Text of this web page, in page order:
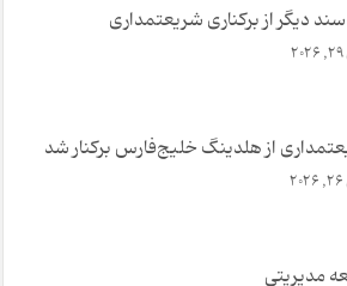
دیگر از برکناری شریعتمداری
از هلدینگ خلیج‌فارس برکنار شد
مدیر‌یتی